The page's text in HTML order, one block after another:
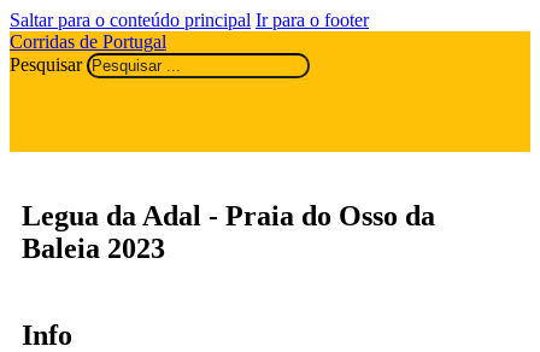
Saltar para o conteúdo principal Ir para o footer
Corridas de Portugal
Pesquisar
Legua da Adal - Praia do Osso da
Baleia 2023
Info